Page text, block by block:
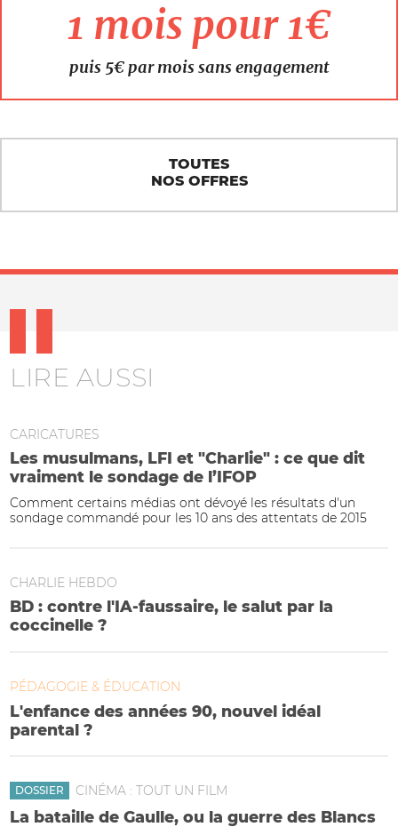
1 mois pour 1€
puis 5€ par mois sans engagement
TOUTES
NOS OFFRES
LIRE AUSSI
CARICATURES
Les musulmans, LFI et "Charlie" : ce que dit
vraiment le sondage de l’IFOP
Comment certains médias ont dévoyé les résultats d'un
sondage commandé pour les 10 ans des attentats de 2015
CHARLIE HEBDO
BD : contre l'IA-faussaire, le salut par la
coccinelle ?
PÉDAGOGIE & ÉDUCATION
L'enfance des années 90, nouvel idéal
parental ?
DOSSIER CINÉMA : TOUT UN FILM
La bataille de Gaulle, ou la guerre des Blancs